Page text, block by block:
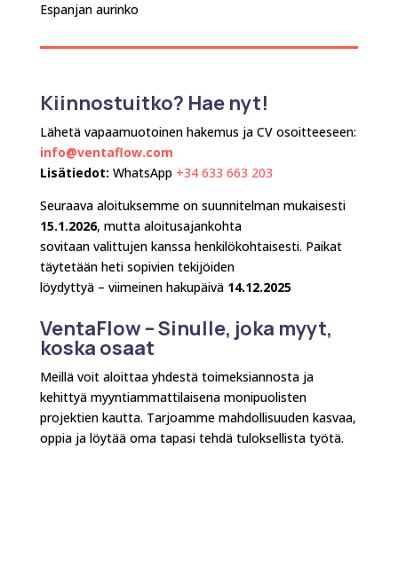
Espanjan aurinko
Kiinnostuitko? Hae nyt!
Lähetä vapaamuotoinen hakemus ja CV osoitteeseen:
info@ventaflow.com
Lisätiedot: WhatsApp +34 633 663 203
Seuraava aloituksemme on suunnitelman mukaisesti
15.1.2026, mutta aloitusajankohta
sovitaan valittujen kanssa henkilökohtaisesti. Paikat
täytetään heti sopivien tekijöiden
löydyttyä – viimeinen hakupäivä 14.12.2025
VentaFlow – Sinulle, joka myyt,
koska osaat
Meillä voit aloittaa yhdestä toimeksiannosta ja
kehittyä myyntiammattilaisena monipuolisten
projektien kautta. Tarjoamme mahdollisuuden kasvaa,
oppia ja löytää oma tapasi tehdä tuloksellista työtä.